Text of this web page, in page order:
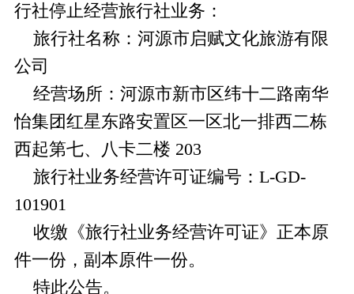
行社停止经营旅行社业务：
旅行社名称：河源市启赋文化旅游有限
公司
经营场所：河源市新市区纬十二路南华
怡集团红星东路安置区一区北一排西二栋
西起第七、八卡二楼 203
旅行社业务经营许可证编号：L-GD-
101901
收缴《旅行社业务经营许可证》正本原
件一份，副本原件一份。
特此公告。